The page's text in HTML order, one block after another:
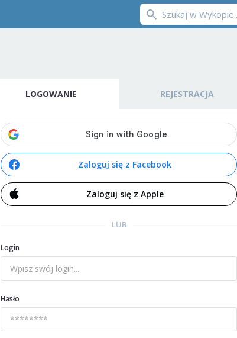
LOGOWANIE REJESTRACJA
Zaloguj się z Facebook
Zaloguj się z Apple
LUB
Login
Hasło